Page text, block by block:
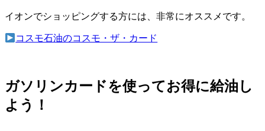
イオンでショッピングする方には、非常にオススメです。
コスモ石油のコスモ・ザ・カード
ガソリンカードを使ってお得に給油し
よう！